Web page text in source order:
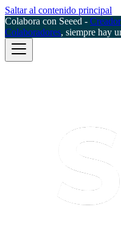
Saltar al contenido principal
Colabora con Seeed -
Colaboradores, siempre hay